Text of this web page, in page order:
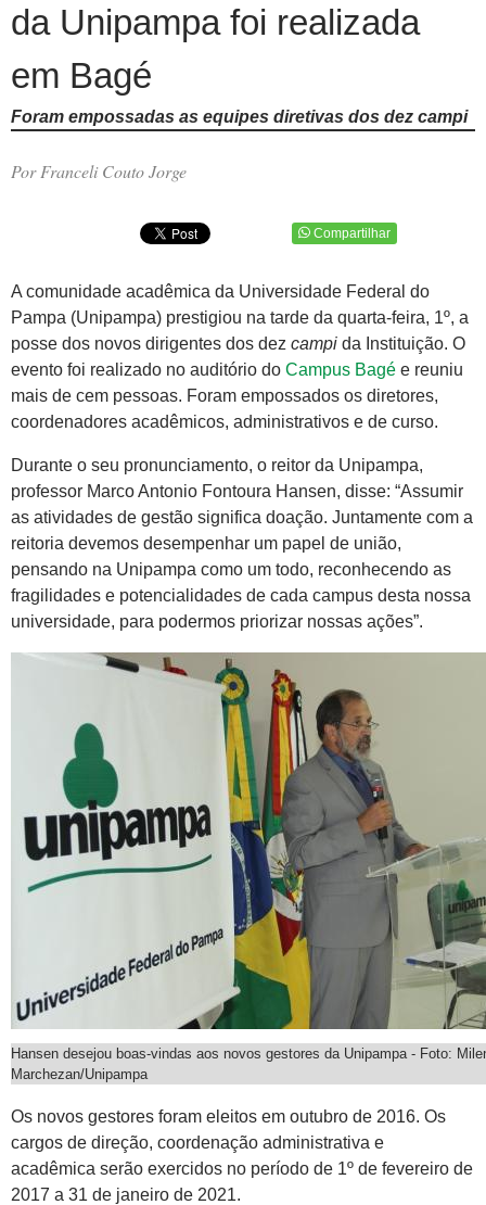
da Unipampa foi realizada
em Bagé
Foram empossadas as equipes diretivas dos dez campi
Por Franceli Couto Jorge
Compartilhar
A comunidade acadêmica da Universidade Federal do
Pampa (Unipampa) prestigiou na tarde da quarta-feira, 1º, a
posse dos novos dirigentes dos dez campi da Instituição. O
evento foi realizado no auditório do Campus Bagé e reuniu
mais de cem pessoas. Foram empossados os diretores,
coordenadores acadêmicos, administrativos e de curso.
Durante o seu pronunciamento, o reitor da Unipampa,
professor Marco Antonio Fontoura Hansen, disse: “Assumir
as atividades de gestão significa doação. Juntamente com a
reitoria devemos desempenhar um papel de união,
pensando na Unipampa como um todo, reconhecendo as
fragilidades e potencialidades de cada campus desta nossa
universidade, para podermos priorizar nossas ações”.
Hansen desejou boas-vindas aos novos gestores da Unipampa - Foto:
Marchezan/Unipampa
Os novos gestores foram eleitos em outubro de 2016. Os
cargos de direção, coordenação administrativa e
acadêmica serão exercidos no período de 1º de fevereiro de
2017 a 31 de janeiro de 2021.